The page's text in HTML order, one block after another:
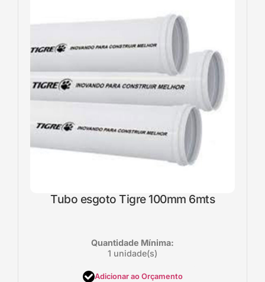
Tubo esgoto Tigre 100mm 6mts
Quantidade Mínima:
1 unidade(s)
Adicionar ao Orçamento